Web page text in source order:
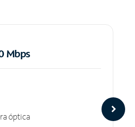
Mbps
óptica